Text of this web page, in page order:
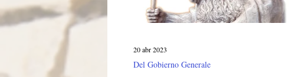
Del Gobierno Generale
20 abr 2023